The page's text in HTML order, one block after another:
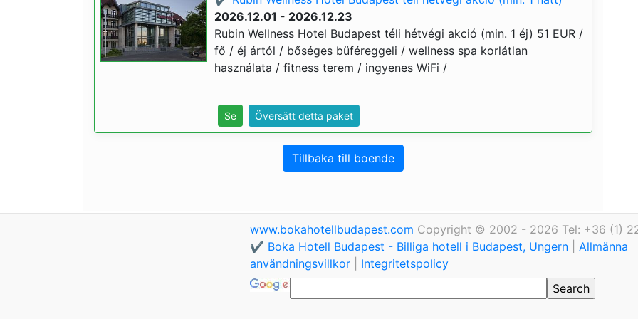
2026.12.01 - 2026.12.23
Rubin Wellness Hotel Budapest téli hétvégi akció (min. 1 éj) 51 EUR /
fő / éj ártól / bőséges büféreggeli / wellness spa korlátlan
használata / fitness terem / ingyenes WiFi /
Se Översätt detta paket
Tillbaka till boende
www.bokahotellbudapest.com Copyright © 2002 - 2026 Tel: +36 (1)
✔️ Boka Hotell Budapest - Billiga hotell i Budapest, Ungern
Allmänna
användningsvillkor
Integritetspolicy